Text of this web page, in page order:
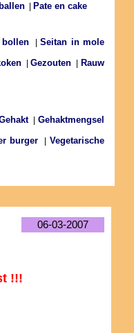
Pate en cake
bollen|Seitan in mole
|Gezouten
Rauw
|Gehaktmengsel
burger |Vegetarische
06-03-2007
!!!